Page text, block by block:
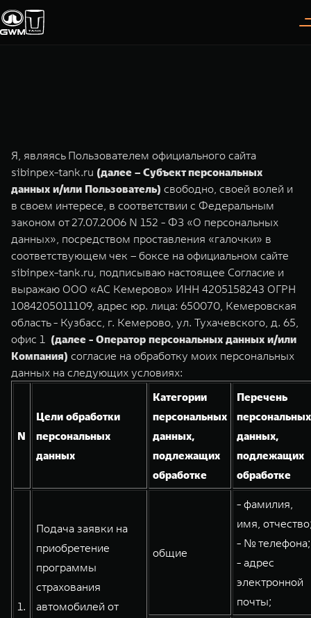
TANK 300
Следуй за открытиями
от 3 999 000 ₽
TANK 400
За пределы возможного
от 5 599 000 ₽
TANK 500
Веди за собой
TANK 700
Сила признания
от 10 199 000 ₽
от 6 149 000 ₽
Эстетика нового времени
от 5 699 000 ₽
Спецпредложения
Конфигуратор
Тест-драйв
Зарядные станции
ПОКУПКА АВТОМОБИЛЯ
TANK Финансы
Корпоративным клиентам
TANK ФИНАНСЫ
TANK Кредит
TANK Лизинг
Гарантия
Помощь на дороге
Калькулятор ТО
Нулевое ТО
Сервис
Специальные предложения
Моторные масла
ЦИФРОВЫЕ СЕРВИСЫ TANK
Цифровые сервисы TANK
О нас
35 лет GWM
GWM ТЕХ ДЕНЬ
Новости
Я, являясь Пользователем официального сайта
sibinpex-tank.ru (далее – Субъект персональных
данных и/или Пользователь) свободно, своей волей и
в своем интересе, в соответствии с Федеральным
законом от 27.07.2006 N 152 - ФЗ «О персональных
данных», посредством проставления «галочки» в
соответствующем чек – боксе на официальном сайте
sibinpex-tank.ru, подписываю настоящее Согласие и
выражаю ООО «АС Кемерово» ИНН 4205158243 ОГРН
1084205011109, адрес юр. лица: 650070, Кемеровская
область - Кузбасс, г. Кемерово, ул. Тухачевского, д. 65,
офис 1 (далее - Оператор персональных данных и/или
Компания) согласие на обработку моих персональных
данных на следующих условиях:
N
Цели обработки
персональных
данных
Категории
персональных
данных,
подлежащих
обработке
Перечень
персональных
данных,
подлежащих
обработке
1.
Подача заявки на
приобретение
программы
страхования
автомобилей от
общие
- фамилия,
имя,
- № телефона;
- адрес
электронной
почты;